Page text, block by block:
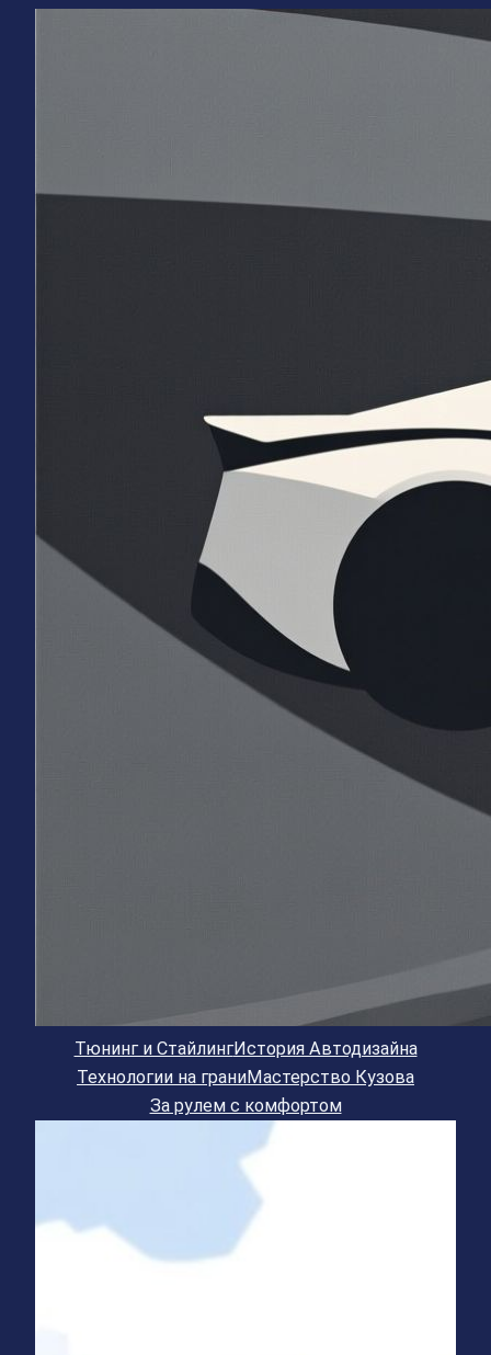
Тюнинг и СтайлингИстория Автодизайна
Технологии на граниМастерство Кузова
За рулем с комфортом